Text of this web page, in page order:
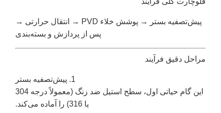
پیش‌تصفیه بستر → پوشش خلاء PVD → انتقال حرارتی →
پس از پردازش و بسته‌بندی
مراحل دقیق فرآیند
1. پیش‌تصفیه بستر
این گام حیاتی اول، سطح استیل ضد زنگ (معمولاً درجه 304
یا 316) را آماده می‌کند.